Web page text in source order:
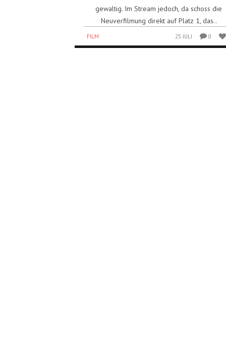
gewaltig. Im Stream jedoch, da schoss die
Neuverfilmung direkt auf Platz 1, das..
FILM 25 JULI 0